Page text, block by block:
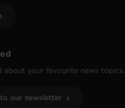
about your favourite news topics.
our newsletter